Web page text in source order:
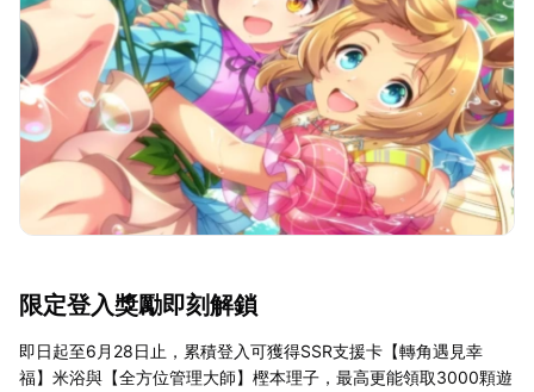
限定登入獎勵即刻解鎖
即日起至6月28日止，累積登入可獲得SSR支援卡【轉角遇見幸
福】米浴與【全方位管理大師】樫本理子，最高更能領取3000顆遊